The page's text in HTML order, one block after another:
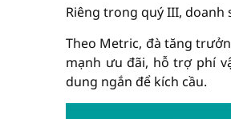
Riêng trong quý III, doanh
Theo Metric, đà tăng
mạnh ưu đãi, hỗ trợ phí
dung ngắn để kích cầu.